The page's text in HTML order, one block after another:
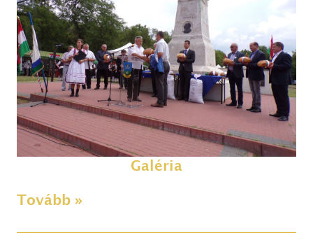
Galéria
Tovább »